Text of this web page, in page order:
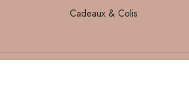
Cadeaux & Colis